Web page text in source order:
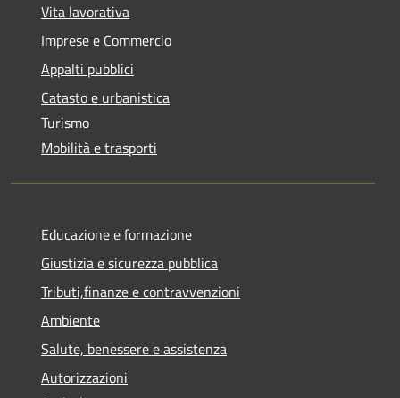
Vita lavorativa
Imprese e Commercio
Appalti pubblici
Catasto e urbanistica
Turismo
Mobilità e trasporti
Educazione e formazione
Giustizia e sicurezza pubblica
Tributi,finanze e contravvenzioni
Ambiente
Salute, benessere e assistenza
Autorizzazioni